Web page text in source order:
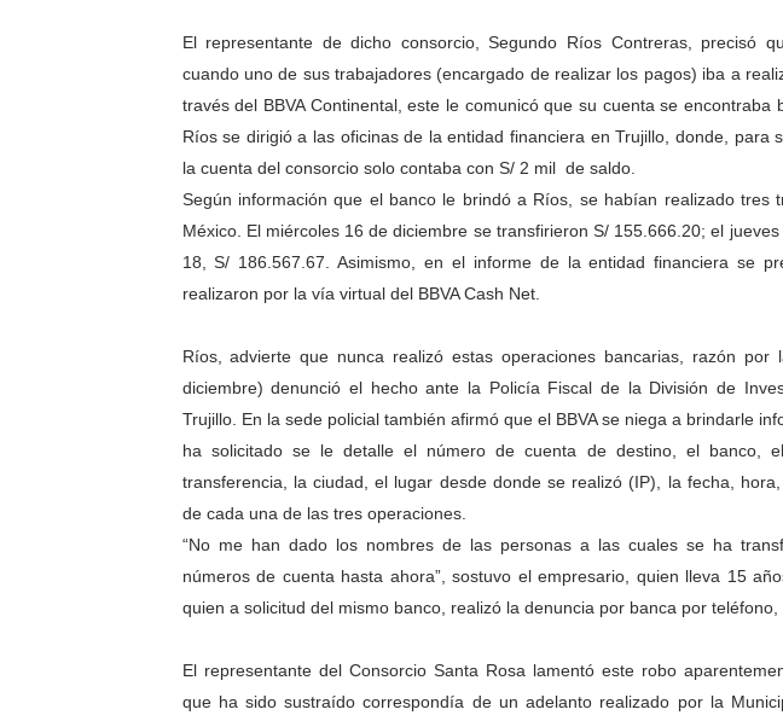
El representante de dicho consorcio, Segundo Ríos Contreras, precisó
cuando uno de sus trabajadores (encargado de realizar los pagos) iba a
través del BBVA Continental, este le comunicó que su cuenta se encontraba
Ríos se dirigió a las oficinas de la entidad financiera en Trujillo, donde, para
la cuenta del consorcio solo contaba con S/ 2 mil de saldo.
Según información que el banco le brindó a Ríos, se habían realizado tres
México. El miércoles 16 de diciembre se transfirieron S/ 155.666.20; el
18, S/ 186.567.67. Asimismo, en el informe de la entidad financiera se
realizaron por la vía virtual del BBVA Cash Net.
Ríos, advierte que nunca realizó estas operaciones bancarias, razón
diciembre) denunció el hecho ante la Policía Fiscal de la División de
Trujillo. En la sede policial también afirmó que el BBVA se niega a brindarle
ha solicitado se le detalle el número de cuenta de destino, el banco,
transferencia, la ciudad, el lugar desde donde se realizó (IP), la fecha,
de cada una de las tres operaciones.
“No me han dado los nombres de las personas a las cuales se ha
números de cuenta hasta ahora”, sostuvo el empresario, quien lleva 15
quien a solicitud del mismo banco, realizó la denuncia por banca por teléfono,
El representante del Consorcio Santa Rosa lamentó este robo
que ha sido sustraído correspondía de un adelanto realizado por la